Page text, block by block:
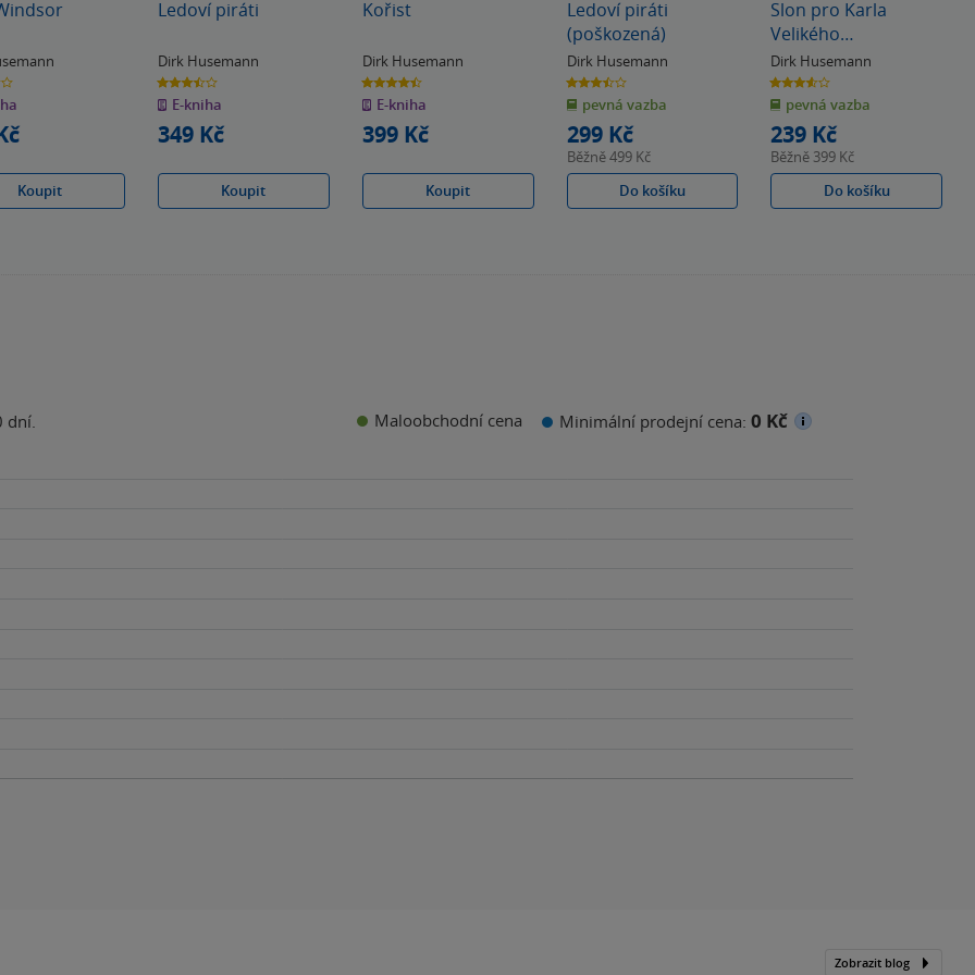
Koupit
Ledoví piráti
Dirk Husemann
3.5
z
5
hvězdiček
E-kniha
349 Kč
Koupit
Kořist
Dirk Husemann
4.5
z
5
hvězdiček
E-kniha
399 Kč
Koupit
Ledoví piráti
(poškozená)
Dirk Husemann
3.5
z
5
hvězdiček
pevná vazba
299 Kč
Běžně499 Kč
Do košíku
Slon pro Karla
Velikého
(poškozená)
Dirk Husemann
3.6
z
5
hvězdiček
pevná vazba
239 Kč
Běžně 399 Kč
Do košíku
dní. Maloobchodní cena Minimální prodejní cena: 0 Kč
Zobrazit blog